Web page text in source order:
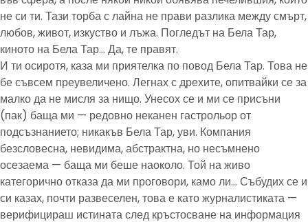
не си ти. Тази торба с лайна не прави разлика между смърт,
любов, живот, изкуство и лъжа. Погледът на Бела Тар,
киното на Бела Тар… Да, те правят.
И ти осиротя, каза ми приятелка по повод Бела Тар. Това не
бе съвсем преувеличено. Легнах с дрехите, опитвайки се за
малко да не мисля за нищо. Унесох се и ми се присъни
(пак) баща ми — редовно неканен гастрольор от
подсъзнанието; никакъв Бела Тар, уви. Компания
безсловесна, невидима, абстрактна, но несъмнено
осезаема — баща ми беше наоколо. Той на живо
категорично отказа да ми проговори, камо ли… Събудих се и
си казах, почти развеселен, това е като журналистиката —
верифицираш истината след кръстосване на информация